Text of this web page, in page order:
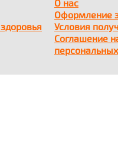
О нас
Оформление
Условия
Соглашение